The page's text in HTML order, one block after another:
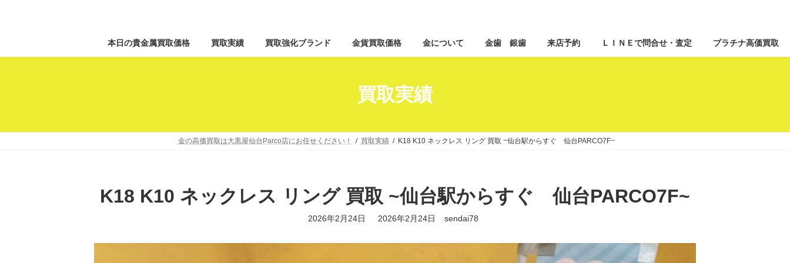
ン
テ
ツ
へ
ッ
プ
ビ
ゲ
シ
ョ
移
動
本日の貴金属買取価格 買取実績 買取強化ブランド 金貨買取価格 金について 金歯 銀歯 来店予約 ＬＩＮＥで問合せ・査定 プラチナ高価買取
買取実績
金の高価買取は大黒屋仙台Parco店にお任せください！ 買取実績 K18 K10 ネックレス リング 買取 ~仙台駅からすぐ 仙台PARCO7F~
K18 K10 ネックレス リング 買取 ~仙台駅からすぐ 仙台PARCO7F~
2026年2月24日
最
2026年2月24日 sendai78